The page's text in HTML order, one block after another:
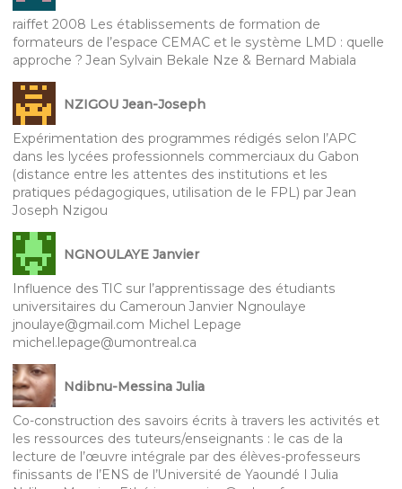
raiffet 2008 Les établissements de formation de
formateurs de l’espace CEMAC et le système LMD : quelle
approche ? Jean Sylvain Bekale Nze & Bernard Mabiala
NZIGOU Jean-Joseph
Expérimentation des programmes rédigés selon l’APC
dans les lycées professionnels commerciaux du Gabon
(distance entre les attentes des institutions et les
pratiques pédagogiques, utilisation de le FPL) par Jean
Joseph Nzigou
NGNOULAYE Janvier
Influence des TIC sur l’apprentissage des étudiants
universitaires du Cameroun Janvier Ngnoulaye
jnoulaye@gmail.com Michel Lepage
michel.lepage@umontreal.ca
Ndibnu-Messina Julia
Co-construction des savoirs écrits à travers les activités et
les ressources des tuteurs/enseignants : le cas de la
lecture de l’œuvre intégrale par des élèves-professeurs
finissants de l’ENS de l’Université de Yaoundé I Julia